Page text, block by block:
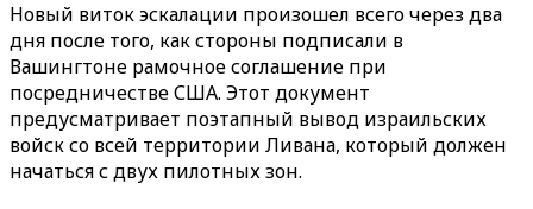
Новый виток эскалации произошел всего через два
дня после того, как стороны подписали в
Вашингтоне рамочное соглашение при
посредничестве США. Этот документ
предусматривает поэтапный вывод израильских
войск со всей территории Ливана, который должен
начаться с двух пилотных зон.